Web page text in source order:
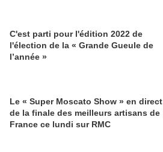
C'est parti pour l'édition 2022 de
l'élection de la « Grande Gueule de
l’année »
Le « Super Moscato Show » en direct
de la finale des meilleurs artisans de
France ce lundi sur RMC